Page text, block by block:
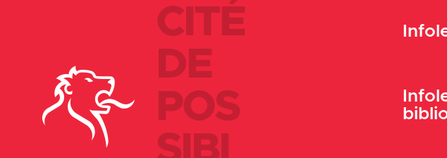
CITÉ
DE
POS
SIBI